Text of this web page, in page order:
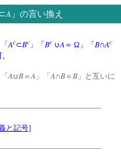
A 」の言い換え
Ac⊂Bc 」「 Bc ∪A ＝ Ω」「 B∩Ac
A∪B ＝A 」「A∩B ＝ B 」と互いに
と記号]